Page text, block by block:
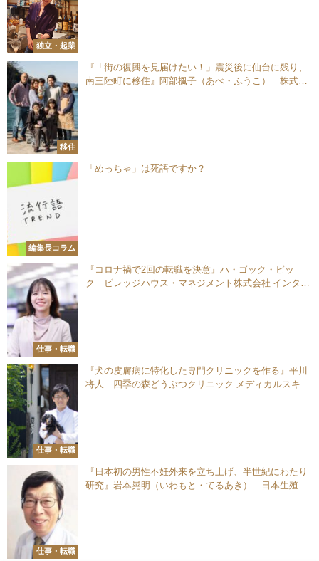
独立・起業
移住
『「街の復興を見届けたい！」震災後に仙台に残り、
南三陸町に移住』阿部楓子（あべ・ふうこ） 株式会
編集長コラム
「めっちゃ」は死語ですか？
仕事・転職
『コロナ禍で2回の転職を決意』ハ・ゴック・ビッ
ク ビレッジハウス・マネジメント株式会社 インター
仕事・転職
『犬の皮膚病に特化した専門クリニックを作る』平川
将人 四季の森どうぶつクリニック メディカルスキン
仕事・転職
『日本初の男性不妊外来を立ち上げ、半世紀にわたり
研究』岩本晃明（いわもと・てるあき） 日本生殖医